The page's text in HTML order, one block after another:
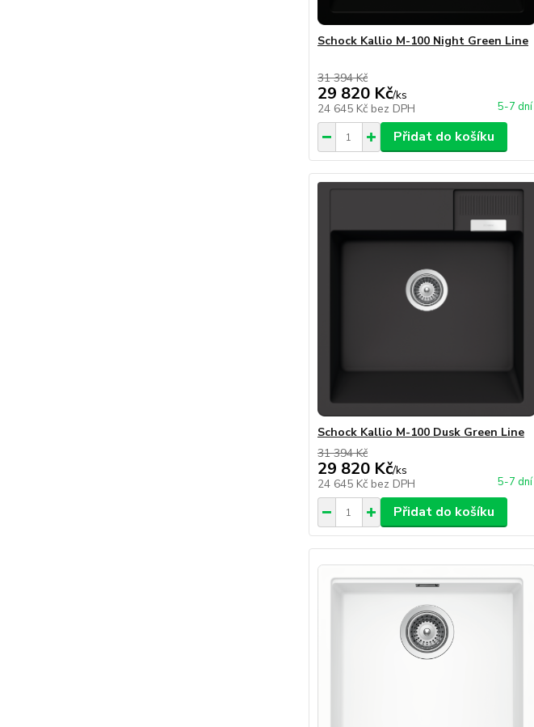
Schock Kallio M-100 Night Green Line
31 394 Kč
29 820 Kč/ks
24 645 Kč bez DPH 5-7 dní
Přidat do košíku
Schock Kallio M-100 Dusk Green Line
31 394 Kč
29 820 Kč/ks
24 645 Kč bez DPH 5-7 dní
Přidat do košíku